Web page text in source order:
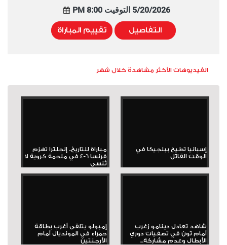
5/20/2026 التوقيت 8:00 PM
التفاصيل تقييم المباراة
الفيديوهات الأكثر مشاهدة خلال شهر
إسبانيا تطيح ببلجيكا في
الوقت القاتل
مباراة للتاريخ.. إنجلترا تهزم
فرنسا 6-4 في ملحمة كروية لا
تُنسى
شاهد تعادل دينامو زغرب
أمام ثون في تصفيات دوري
الأبطال وعدم مشاركة...
إمبولو يتلقى أغرب بطاقة
حمراء في المونديال أمام
الأرجنتين